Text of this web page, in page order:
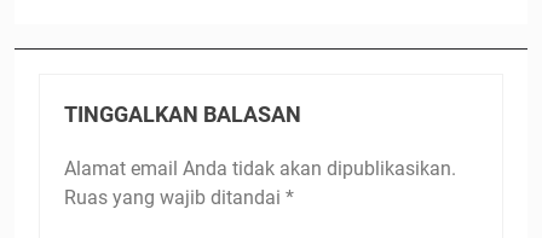
TINGGALKAN BALASAN
Alamat email Anda tidak akan dipublikasikan.
Ruas yang wajib ditandai *